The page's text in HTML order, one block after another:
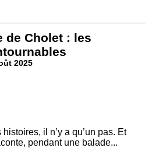
de Cholet : les
2025
il n’y a qu’un pas. Et
pendant une balade...